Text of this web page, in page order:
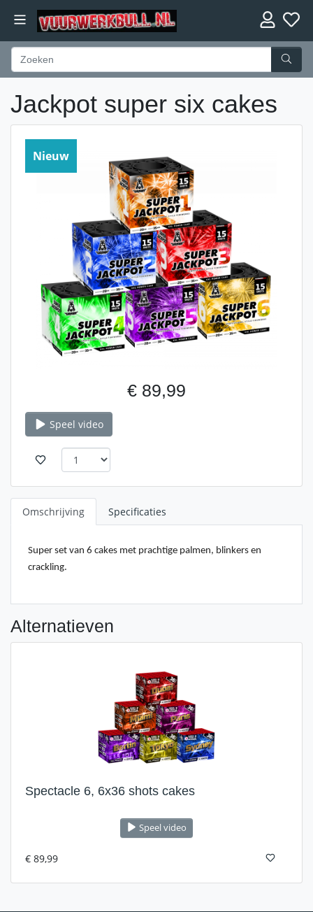
Jackpot super six cakes
Nieuw
€ 89,99
Speel video
Omschrijving Specificaties
Super set van 6 cakes met prachtige palmen, blinkers en
crackling.
Alternatieven
Spectacle 6, 6x36 shots cakes
Speel video
€ 89,99